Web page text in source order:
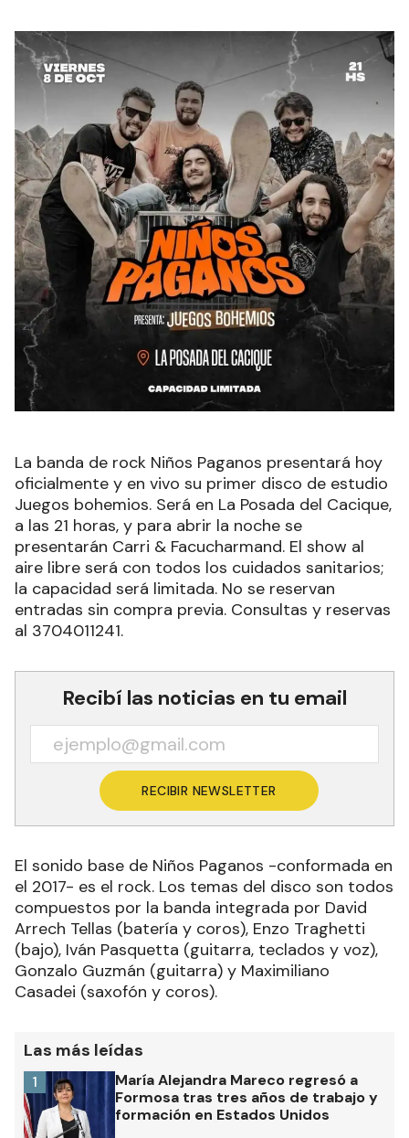
La banda de rock Niños Paganos presentará hoy
oficialmente y en vivo su primer disco de estudio
Juegos bohemios. Será en La Posada del Cacique,
a las 21 horas, y para abrir la noche se
presentarán Carri & Facucharmand. El show al
aire libre será con todos los cuidados sanitarios;
la capacidad será limitada. No se reservan
entradas sin compra previa. Consultas y reservas
al 3704011241.
Recibí las noticias en tu email
RECIBIR NEWSLETTER
El sonido base de Niños Paganos -conformada en
el 2017- es el rock. Los temas del disco son todos
compuestos por la banda integrada por David
Arrech Tellas (batería y coros), Enzo Traghetti
(bajo), Iván Pasquetta (guitarra, teclados y voz),
Gonzalo Guzmán (guitarra) y Maximiliano
Casadei (saxofón y coros).
Las más leídas
María Alejandra Mareco regresó a
Formosa tras tres años de trabajo y
formación en Estados Unidos
1